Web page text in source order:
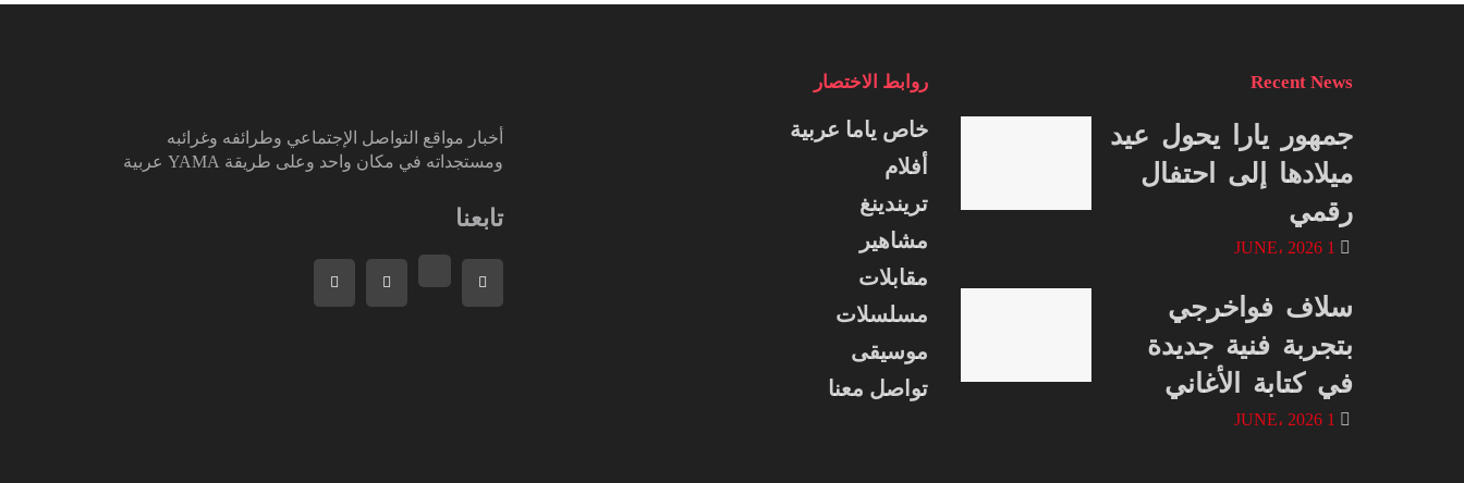
أخبار مواقع التواصل الإجتماعي وطرائفه وغرائبه
ومستجداته في مكان واحد وعلى طريقة YAMA عربية
تابعنا
روابط الاختصار
خاص ياما عربية
أفلام
تريندينغ
مشاهير
مقابلات
مسلسلات
موسيقى
تواصل معنا
Recent News
جمهور يارا يحول عيد
ميلادها إلى احتفال
رقمي
سلاف فواخرجي
بتجربة فنية جديدة
في كتابة الأغاني